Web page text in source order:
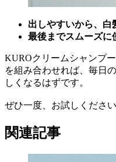
出しやすいから、白
最後までスムーズに
KUROクリームシャンプ
を組み合わせれば、毎日
しくなるはずです。
ぜひ一度、お試しください
関連記事